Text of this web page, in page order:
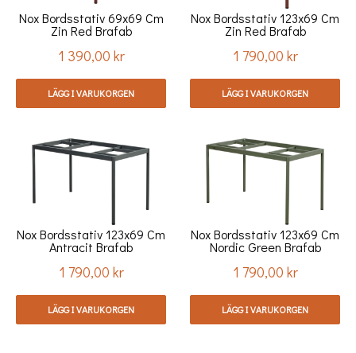
Nox Bordsstativ 69x69 Cm
Zin Red Brafab
Pris
1 390,00 kr
LÄGG I VARUKORGEN
Nox Bordsstativ 123x69 Cm
Zin Red Brafab
Pris
1 790,00 kr
LÄGG I VARUKORGEN
Nox Bordsstativ 123x69 Cm
Antracit Brafab
Pris
1 790,00 kr
LÄGG I VARUKORGEN
Nox Bordsstativ 123x69 Cm
Nordic Green Brafab
Pris
1 790,00 kr
LÄGG I VARUKORGEN